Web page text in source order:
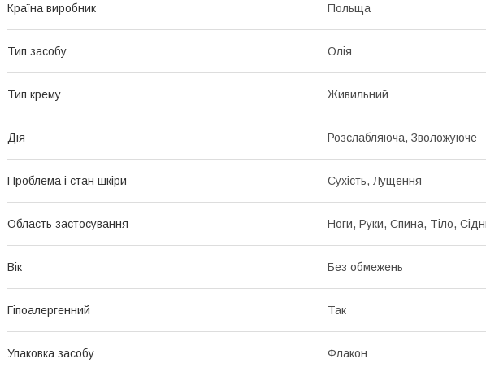
Країна виробник Польща
Тип засобу Олія
Тип крему Живильний
Дія Розслабляюча, Зволожуюче
Проблема і стан шкіри Сухість, Лущення
Область застосування Ноги, Руки, Спина, Тіло,
Вік Без обмежень
Гіпоалергенний Так
Упаковка засобу Флакон